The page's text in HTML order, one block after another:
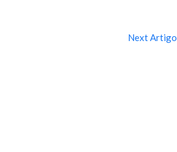
Next Artigo